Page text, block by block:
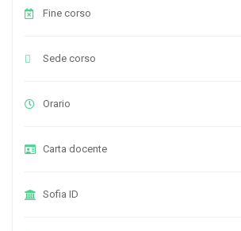
Fine corso
Sede corso
Orario
Carta docente
Sofia ID